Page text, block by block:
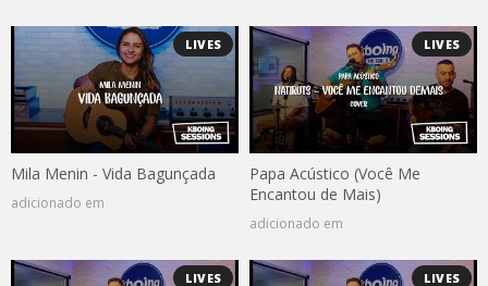
LIVES
Mila Menin - Vida Bagunçada
adicionado em
LIVES
Papa Acústico (Você Me
Encantou de Mais)
adicionado em
LIVES LIVES